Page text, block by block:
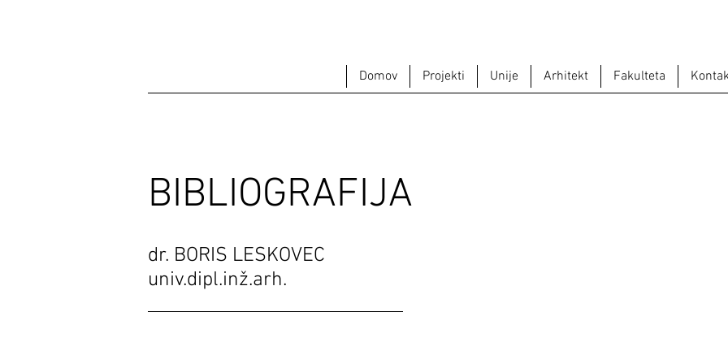
Domov Projekti Unije Arhitekt Fakulteta
BIBLIOGRAFIJA
dr. BORIS LESKOVEC
univ.dipl.inž.arh.